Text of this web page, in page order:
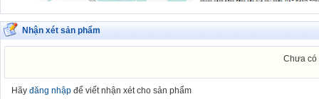
Nhận xét sản phẩm
Chưa có
Hãy đăng nhập để viết nhận xét cho sản phẩm